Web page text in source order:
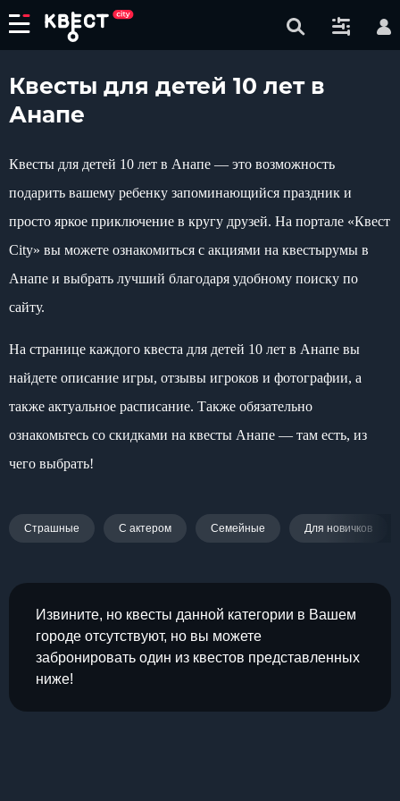
Квесты для детей 10 лет в
Анапе
Квесты для детей 10 лет в Анапе — это возможность
подарить вашему ребенку запоминающийся праздник и
просто яркое приключение в кругу друзей. На портале «Квест
City» вы можете ознакомиться с акциями на квестырумы в
Анапе и выбрать лучший благодаря удобному поиску по
сайту.
На странице каждого квеста для детей 10 лет в Анапе вы
найдете описание игры, отзывы игроков и фотографии, а
также актуальное расписание. Также обязательно
ознакомьтесь со скидками на квесты Анапе — там есть, из
чего выбрать!
Страшные С актером Семейные Для новичков
Извините, но квесты данной категории в Вашем
городе отсутствуют, но вы можете
забронировать один из квестов представленных
ниже!